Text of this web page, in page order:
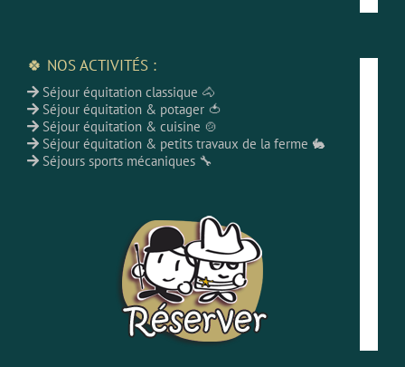
🍀 NOS ACTIVITÉS :
Séjour équitation classique 🐴
Séjour équitation & potager 🍅
Séjour équitation & cuisine 🍲
Séjour équitation & petits travaux de la ferme 🐇
Séjours sports mécaniques 🔧